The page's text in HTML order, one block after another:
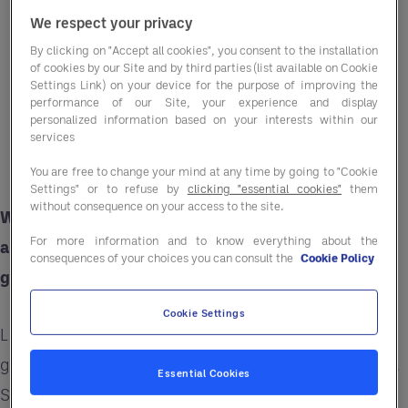
Wir von Entegra freuen uns, Laetitia Daufenbach
als neue CEO für Kontinentaleuropa bekannt zu
geben.
Laetitia bringt über zwei Jahrzehnte Erfahrung in
globalen Führungspositionen im Gastgewerbe mit.
Sie hat umfangreiche Erfahrungen in Europa und
We respect your privacy
By clicking on "Accept all cookies", you consent to the installation
of cookies by our Site and by third parties (list available on Cookie
Settings Link) on your device for the purpose of improving the
performance of our Site, your experience and display
personalized information based on your interests within our
services
You are free to change your mind at any time by going to "Cookie
Settings" or to refuse by clicking "essential cookies" them
without consequence on your access to the site.
For more information and to know everything about the
consequences of your choices you can consult the Cookie Policy
Cookie Settings
Essential Cookies